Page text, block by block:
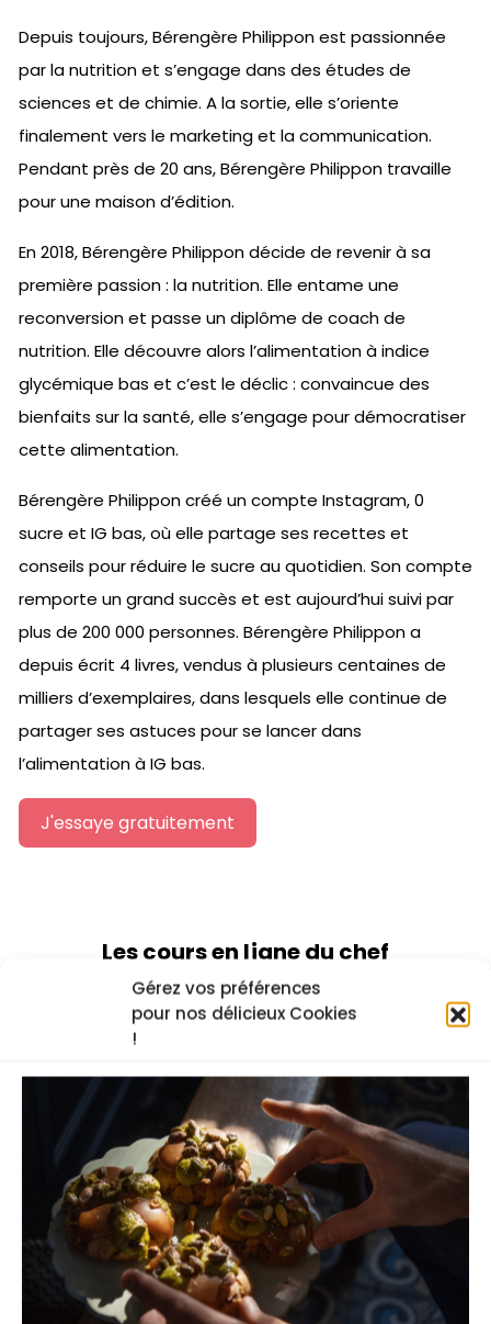
Gérez vos préférences
pour nos délicieux Cookies
!
Depuis toujours, Bérengère Philippon est passionnée
par la nutrition et s’engage dans des études de
sciences et de chimie. A la sortie, elle s’oriente
finalement vers le marketing et la communication.
Pendant près de 20 ans, Bérengère Philippon travaille
pour une maison d’édition.
En 2018, Bérengère Philippon décide de revenir à sa
première passion : la nutrition. Elle entame une
reconversion et passe un diplôme de coach de
nutrition. Elle découvre alors l’alimentation à indice
glycémique bas et c’est le déclic : convaincue des
bienfaits sur la santé, elle s’engage pour démocratiser
cette alimentation.
Bérengère Philippon créé un compte Instagram, 0
sucre et IG bas, où elle partage ses recettes et
conseils pour réduire le sucre au quotidien. Son compte
remporte un grand succès et est aujourd’hui suivi par
plus de 200 000 personnes. Bérengère Philippon a
depuis écrit 4 livres, vendus à plusieurs centaines de
milliers d’exemplaires, dans lesquels elle continue de
partager ses astuces pour se lancer dans
l’alimentation à IG bas.
J'essaye gratuitement
Les cours en ligne du chef
Pain sans gluten IG
Comment choisir les